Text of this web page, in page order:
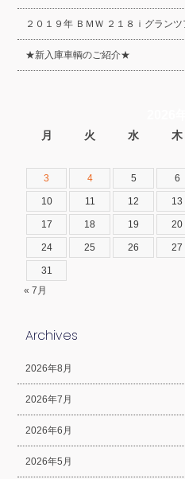
２０１９年 ＢＭＷ ２１８ｉグラ
★新入庫車輌のご紹介★
月 火 水 木
3 4 5 6
10 11 12 13
17 18 19 20
24 25 26 27
31
« 7月
Archives
2026年8月
2026年7月
2026年6月
2026年5月